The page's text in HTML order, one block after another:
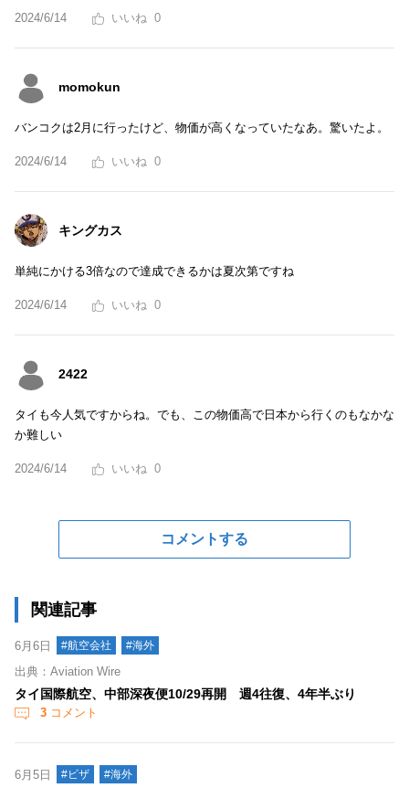
2024/6/14 0
momokun
バンコクは2月に行ったけど、物価が高くなっていたなあ。驚いたよ。
2024/6/14 0
キングカス
単純にかける3倍なので達成できるかは夏次第ですね
2024/6/14 0
2422
タイも今人気ですからね。でも、この物価高で日本から行くのもなかな
か難しい
2024/6/14 0
コメントする
関連記事
6月6日 #航空会社 #海外
出典：Aviation Wire
タイ国際航空、中部深夜便10/29再開 週4往復、4年半ぶり
3 コメント
6月5日 #ビザ #海外